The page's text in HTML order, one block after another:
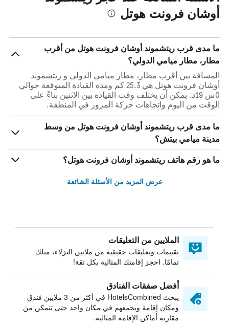
أوشان فرونت هوتل
ما مدى قرب ريتشموند أوشان فرونت هوتل من أقرب
مطار، مطار ميامي الدولي؟
المسافة بين أقرب مطار، مطار ميامي الدولي و ريتشموند
أوشان فرونت هوتل هي 25.3 كم ومدة القيادة المتوقعة حوالي
0س 19د. يمكن أن يختلف وقت القيادة بين الاثنين بناءً على
الوقت من اليوم واتجاهات حركة المرور في المنطقة.
ما مدى قرب ريتشموند أوشان فرونت هوتل من وسط
مدينة ميامي بيتش؟
ما هو رقم هاتف ريتشموند أوشان فرونت هوتل؟
عرض المزيد من الأسئلة الشائعة
الملايين من التعليقات
تقييمات وتعليقات حقيقية من ملايين النزلاء، مثلك
تمامًا. احجز إقامتك المثالية بكل ثقة!
أفضل صفقات الفنادق
يبحث HotelsCombined في أكثر من 3 ملايين فندق
ومكان إقامة ويجمعهم في مكان واحد حتى تتمكن من
مقارنة أماكن الإقامة المثالية.